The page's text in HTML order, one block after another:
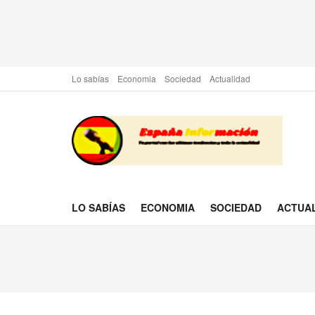
Lo sabías Economia Sociedad Actualidad
LO SABÍAS ECONOMIA SOCIEDAD